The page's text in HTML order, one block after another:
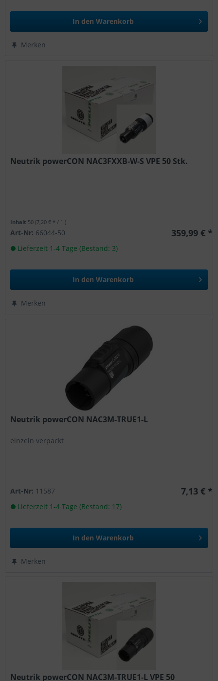
In den Warenkorb
Merken
Neutrik powerCON NAC3FXXB-W-S VPE 50 Stk.
Inhalt 50(7,20 € * / 1 )
Art-Nr: 66044-50 359,99 € *
Lieferzeit 1-4 Tage (Bestand: 3)
In den Warenkorb
Merken
Neutrik powerCON NAC3M-TRUE1-L
einzeln verpackt
Art-Nr: 11587 7,13 € *
Lieferzeit 1-4 Tage (Bestand: 17)
In den Warenkorb
Merken
Neutrik powerCON NAC3M-TRUE1-L VPE 50